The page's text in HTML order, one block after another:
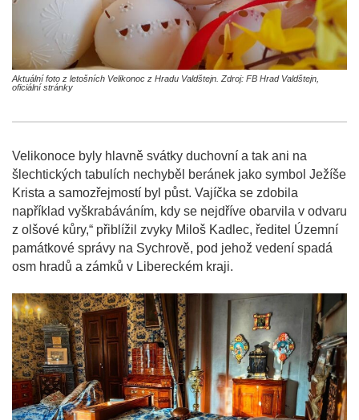
Aktuální foto z letošních Velikonoc z Hradu Valdštejn. Zdroj: FB Hrad Valdštejn,
oficiální stránky
Velikonoce byly hlavně svátky duchovní a tak ani na
šlechtických tabulích nechyběl beránek jako symbol Ježíše
Krista a samozřejmostí byl půst. Vajíčka se zdobila
například vyškrabáváním, kdy se nejdříve obarvila v odvaru
z olšové kůry,“ přiblížil zvyky Miloš Kadlec, ředitel Územní
památkové správy na Sychrově, pod jehož vedení spadá
osm hradů a zámků v Libereckém kraji.